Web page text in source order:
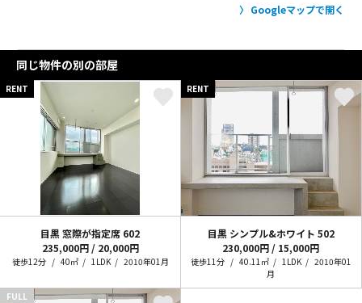
Googleマップで開く
同じ物件の別の部屋
RENT
目黒 窓際が指定席 602
235,000円 / 20,000円
徒歩12分 40㎡ 1LDK 2010年01月
RENT
目黒 シンプル&ホワイト 502
230,000円 / 15,000円
徒歩11分 40.11㎡ 1LDK
2010年01
月
FULL